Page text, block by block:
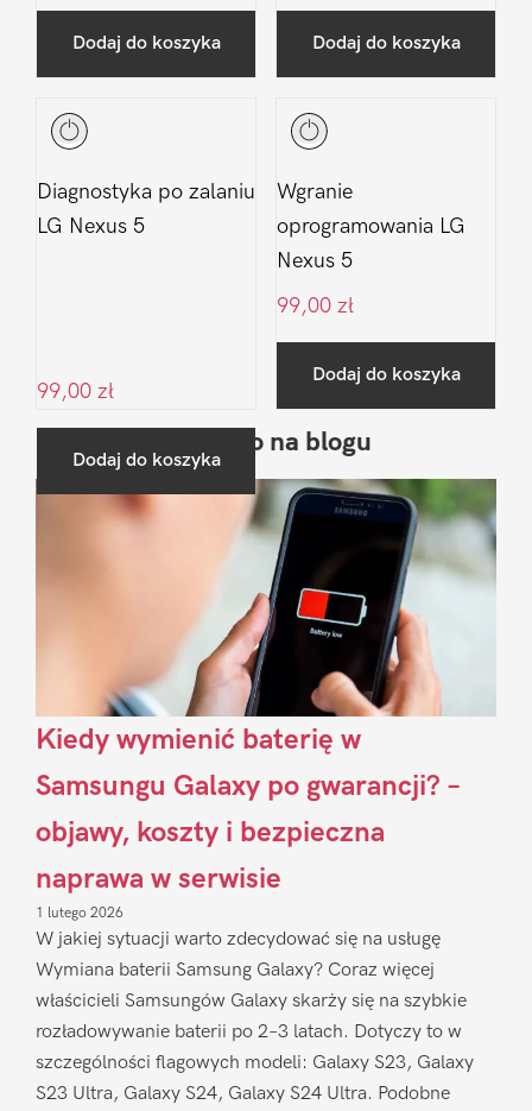
Dodaj do koszyka Dodaj do koszyka
Diagnostyka po zalaniu
LG Nexus 5
99,00 zł
Dodaj do koszyka
Wgranie
oprogramowania LG
Nexus 5
99,00 zł
Dodaj do koszyka
Pierwszy
Sidebar
Ostatnio na blogu
Kiedy wymienić baterię w
Samsungu Galaxy po gwarancji? –
objawy, koszty i bezpieczna
naprawa w serwisie
1 lutego 2026
W jakiej sytuacji warto zdecydować się na usługę
Wymiana baterii Samsung Galaxy? Coraz więcej
właścicieli Samsungów Galaxy skarży się na szybkie
rozładowywanie baterii po 2–3 latach. Dotyczy to w
szczególności flagowych modeli: Galaxy S23, Galaxy
S23 Ultra, Galaxy S24, Galaxy S24 Ultra. Podobne